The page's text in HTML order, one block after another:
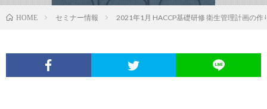
HOME セミナー情報 2021年1月 HACCP基礎研修 衛生管理計画の